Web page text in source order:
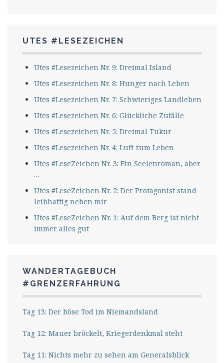
UTES #LESEZEICHEN
Utes #Lesezeichen Nr. 9: Dreimal Island
Utes #Lesezeichen Nr. 8: Hunger nach Leben
Utes #Lesezeichen Nr. 7: Schwieriges Landleben
Utes #Lesezeichen Nr. 6: Glückliche Zufälle
Utes #Lesezeichen Nr. 5: Dreimal Tukur
Utes #Lesezeichen Nr. 4: Luft zum Leben
Utes #LeseZeichen Nr. 3: Ein Seelenroman, aber
…
Utes #LeseZeichen Nr. 2: Der Protagonist stand
leibhaftig neben mir
Utes #LeseZeichen Nr. 1: Auf dem Berg ist nicht
immer alles gut
WANDERTAGEBUCH
#GRENZERFAHRUNG
Tag 13: Der böse Tod im Niemandsland
Tag 12: Mauer bröckelt, Kriegerdenkmal steht
Tag 11: Nichts mehr zu sehen am Generalsblick